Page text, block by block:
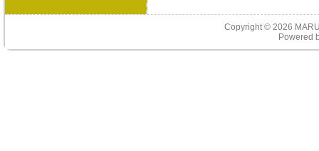
Copyright © 2026
Powered